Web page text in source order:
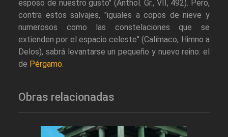
esposo de nuestro gusto" (Anthol. Gr., VII, 492). Pero,
contra estos salvajes, "iguales a copos de nieve y
numerosos como las constelaciones que se
extienden por el espacio celeste" (Calímaco, Himno a
Delos), sabrá levantarse un pequeño y nuevo reino: el
de Pérgamo.
Obras relacionadas